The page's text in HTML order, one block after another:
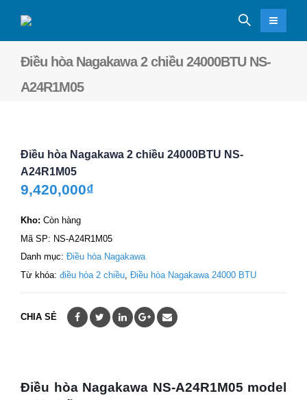
Điều hòa Nagakawa 2 chiều 24000BTU NS-
A24R1M05
Điều hòa Nagakawa 2 chiều 24000BTU NS-
A24R1M05
9,420,000₫
Kho: Còn hàng
Mã SP: NS-A24R1M05
Danh mục: Điều hòa Nagakawa
Từ khóa: điều hòa 2 chiều Điều hòa Nagakawa 24000 BTU
CHIA SẺ
Điều hòa Nagakawa NS-A24R1M05 model